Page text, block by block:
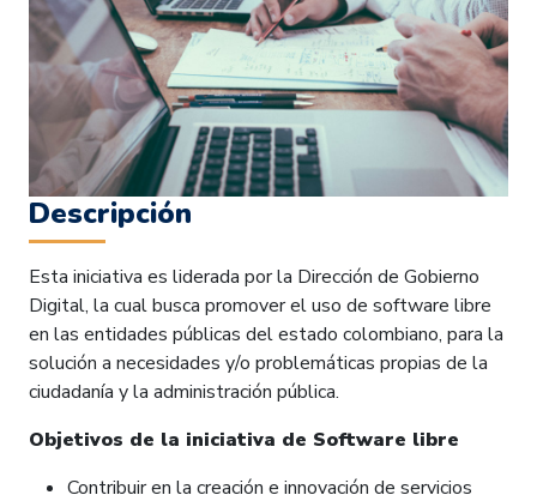
La información sobre los códigos fuentes objeto de
licenciamiento de que trata la presente Resolución
serían publicados en el portal de "Software Público
Colombia" www.softwarepublicocolombia.gov.co.
En el portal de software público se logró la publicación
de 86 soluciones de software público y cívico, de las
cuales alrededor de 50 fueron publicadas por la
desarrollos de contratos de las vigencias 2011 y 2012,
y que fueron entregadas a entidades públicas para su
implementación y despliegue, dejaron de ser
actualizadas, descargadas y utilizadas por otras
entidades públicas. Actualmente existe un inventario de
estas soluciones publicadas en el portal de datos
abiertos del estado colombiano, en el conjunto de datos
"Software Público Colombia, histórico de proyectos
Descripción
Esta iniciativa es liderada por la Dirección de Gobierno
Digital, la cual busca promover el uso de software libre
en las entidades públicas del estado colombiano, para la
solución a necesidades y/o problemáticas propias de la
ciudadanía y la administración pública.
Objetivos de la iniciativa de Software libre
Contribuir en la creación e innovación de servicios